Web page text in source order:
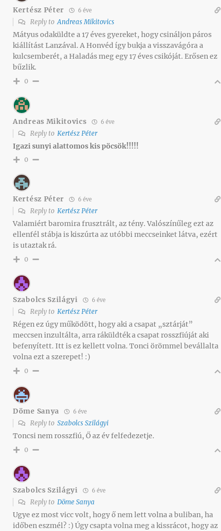
Kertész Péter 6 éve
Reply toAndreas Mikitovics
Mátyus odaküldte a 17 éves gyereket, hogy csináljon páros
kiállítást Lanzával. A Honvéd így bukja a visszavágóra a
kulcsemberét, a Haladás meg egy 17 éves csikóját. Erősen ez
bűzlik.
0
Andreas Mikitovics 6 éve
Reply to Kertész Péter
Igazi sunyi alattomos kis pöcsök!!!!!
0
Kertész Péter 6 éve
Reply to Kertész Péter
Valamiért baromira frusztrált, az tény. Valószínűleg ezt az
ellenfél stábja is kiszúrta az utóbbi meccseinket látva, ezért
is utaztak rá.
0
Szabolcs Szilágyi 6 éve
Reply to Kertész Péter
Régen ez úgy működött, hogy aki a csapat „sztárját”
meccsen inzultálta, arra ráküldték a csapat rosszfiúját aki
befenyített. Itt is ez kellett volna. Tonci örömmel bevállalta
volna ezt a szerepet! :)
0
Döme Sanya 6 éve
Reply to Szabolcs Szilágyi
Toncsi nem rosszfiú, Ő az év felfedezetje.
0
Szabolcs Szilágyi 6 éve
Reply to Döme Sanya
Ugye ez most vicc volt, hogy ő nem lett volna a buliban, ha
időben eszmél? :) Úgy csapta volna meg a kissrácot, hogy az